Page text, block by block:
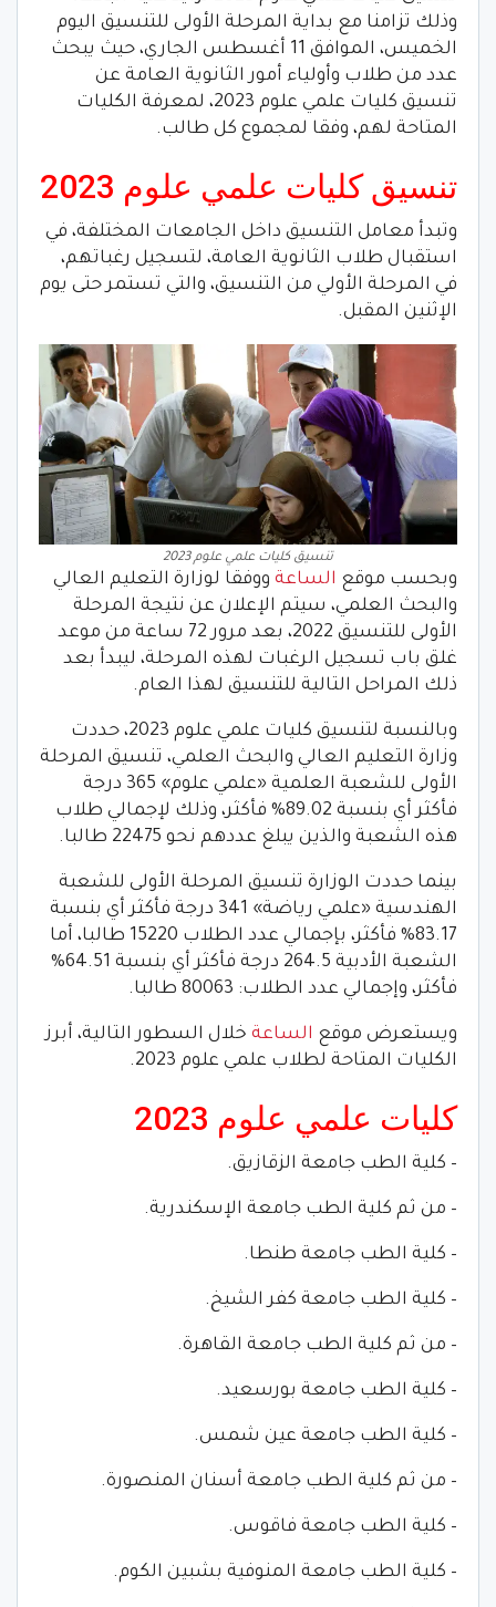
وذلك تزامنا مع بداية المرحلة الأولى للتنسيق اليوم
الخميس، الموافق 11 أغسطس الجاري، حيث يبحث
عدد من طلاب وأولياء أمور الثانوية العامة عن
تنسيق كليات علمي علوم 2023، لمعرفة الكليات
المتاحة لهم، وفقا لمجموع كل طالب.
تنسيق كليات علمي علوم 2023
وتبدأ معامل التنسيق داخل الجامعات المختلفة، في
استقبال طلاب الثانوية العامة، لتسجيل رغباتهم،
في المرحلة الأولي من التنسيق، والتي تستمر حتى يوم
الإثنين المقبل.
تنسيق كليات علمي علوم 2023
وبحسب موقع الساعة ووفقا لوزارة التعليم العالي
والبحث العلمي، سيتم الإعلان عن نتيجة المرحلة
الأولى للتنسيق 2022، بعد مرور 72 ساعة من موعد
غلق باب تسجيل الرغبات لهذه المرحلة، ليبدأ بعد
ذلك المراحل التالية للتنسيق لهذا العام.
وبالنسبة لتنسيق كليات علمي علوم 2023، حددت
وزارة التعليم العالي والبحث العلمي، تنسيق المرحلة
الأولى للشعبة العلمية «علمي علوم» 365 درجة
فأكثر أي بنسبة 89.02% فأكثر، وذلك لإجمالي طلاب
هذه الشعبة والذين يبلغ عددهم نحو 22475 طالبا.
بينما حددت الوزارة تنسيق المرحلة الأولى للشعبة
الهندسية «علمي رياضة» 341 درجة فأكثر أي بنسبة
83.17% فأكثر، بإجمالي عدد الطلاب 15220 طالبا، أما
الشعبة الأدبية 264.5 درجة فأكثر أي بنسبة 64.51%
فأكثر، وإجمالي عدد الطلاب: 80063 طالبا.
ويستعرض موقع الساعة خلال السطور التالية، أبرز
الكليات المتاحة لطلاب علمي علوم 2023.
كليات علمي علوم 2023
– كلية الطب جامعة الزقازيق.
– من ثم كلية الطب جامعة الإسكندرية.
– كلية الطب جامعة طنطا.
– كلية الطب جامعة كفر الشيخ.
– من ثم كلية الطب جامعة القاهرة.
– كلية الطب جامعة بورسعيد.
– كلية الطب جامعة عين شمس.
– من ثم كلية الطب جامعة أسنان المنصورة.
– كلية الطب جامعة فاقوس.
– كلية الطب جامعة المنوفية بشبين الكوم.